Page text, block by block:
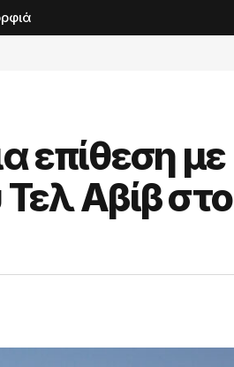
επίθεση με
Αβίβ στο